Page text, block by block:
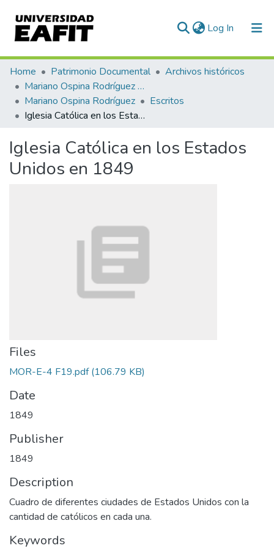
Log In (current)
Communities & Collections
All of DSpace
Statistics
Home Patrimonio Documental
Archivos históricos
Mariano Ospina Rodríguez (1826 -1912)
Mariano Ospina Rodríguez
Escritos
Iglesia Católica en los Estados Unidos en 1849
Iglesia Católica en los Estados
Unidos en 1849
Files
MOR-E-4 F19.pdf(106.79 KB)
Date
1849
Publisher
1849
Description
Cuadro de diferentes ciudades de Estados Unidos con la
cantidad de católicos en cada una.
Keywords